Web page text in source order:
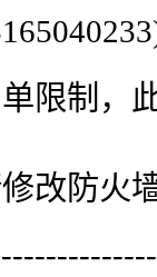
限制，
改防火